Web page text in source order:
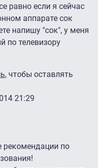
равно если я сейчас
аппарате сок
напишу "сок", у меня
по телевизору
, чтобы оставлять
21:29
рекомендации по